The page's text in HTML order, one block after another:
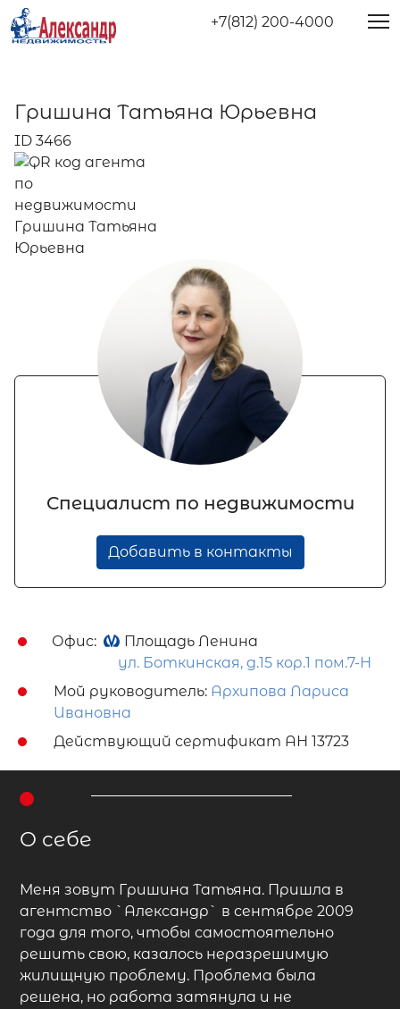
+7(812) 200-4000
Гришина Татьяна Юрьевна
ID 3466
Специалист по недвижимости
Добавить в контакты
Офис:
Площадь Ленина
ул. Боткинская, д.15 кор.1 пом.7-Н
Мой руководитель: Архипова Лариса
Ивановна
Действующий сертификат АН 13723
О себе
Меня зовут Гришина Татьяна. Пришла в
агентство `Александр` в сентябре 2009
года для того, чтобы самостоятельно
решить свою, казалось неразрешимую
жилищную проблему. Проблема была
решена, но работа затянула и не